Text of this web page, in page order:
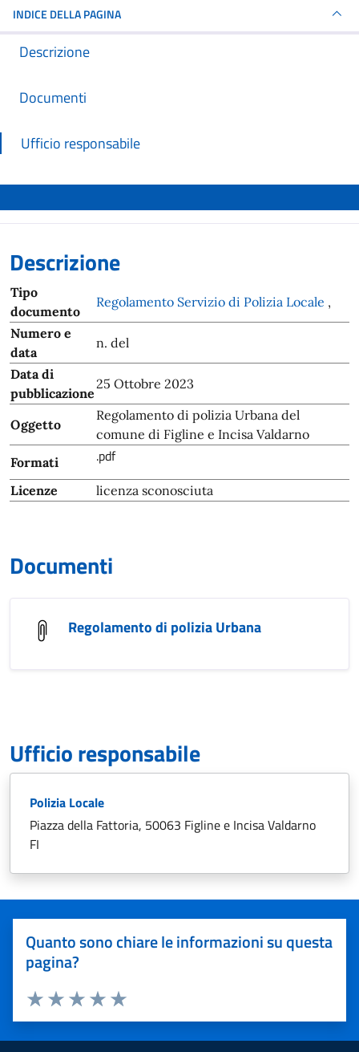
INDICE DELLA PAGINA
Descrizione
Documenti
Ufficio responsabile
Descrizione
Tipo
documento
Regolamento Servizio di Polizia Locale ,
Numero e
data
n. del
Data di
pubblicazione
25 Ottobre 2023
Oggetto
Regolamento di polizia Urbana del
comune di Figline e Incisa Valdarno
Formati
.pdf
Licenze licenza sconosciuta
Documenti
Regolamento di polizia Urbana
Ufficio responsabile
Polizia Locale
Piazza della Fattoria, 50063 Figline e Incisa Valdarno
FI
Quanto sono chiare le informazioni su questa
pagina?
Valuta 5 stelle su 5
Valuta 4 stelle su 5
Valuta 3 stelle su 5
Valuta 2 stelle su 5
Valuta 1 stelle su 5